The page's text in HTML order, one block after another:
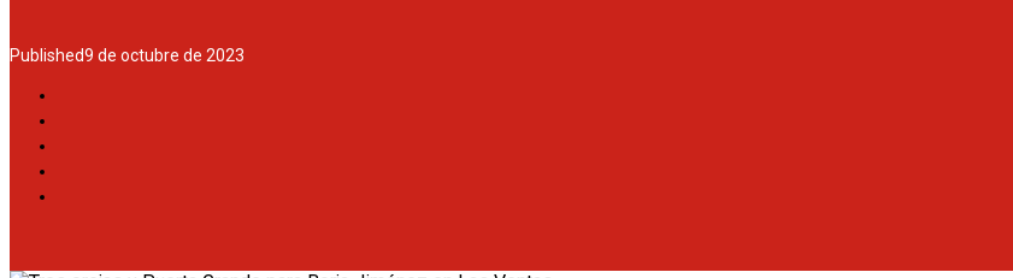
Published9 de octubre de 2023